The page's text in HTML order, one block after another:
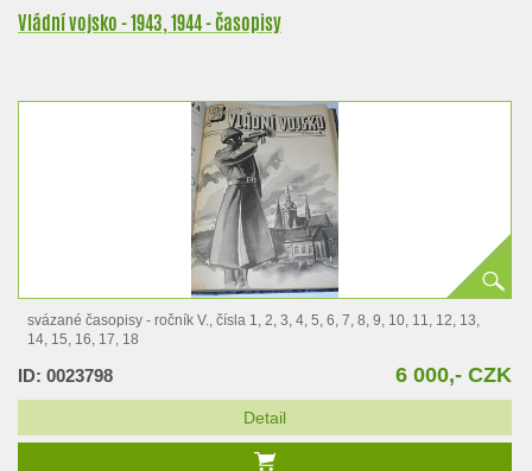
Vládní vojsko - 1943, 1944 - časopisy
svázané časopisy - ročník V., čísla 1, 2, 3, 4, 5, 6, 7, 8, 9, 10, 11, 12, 13,
14, 15, 16, 17, 18
ID: 0023798 6 000,- CZK
Detail